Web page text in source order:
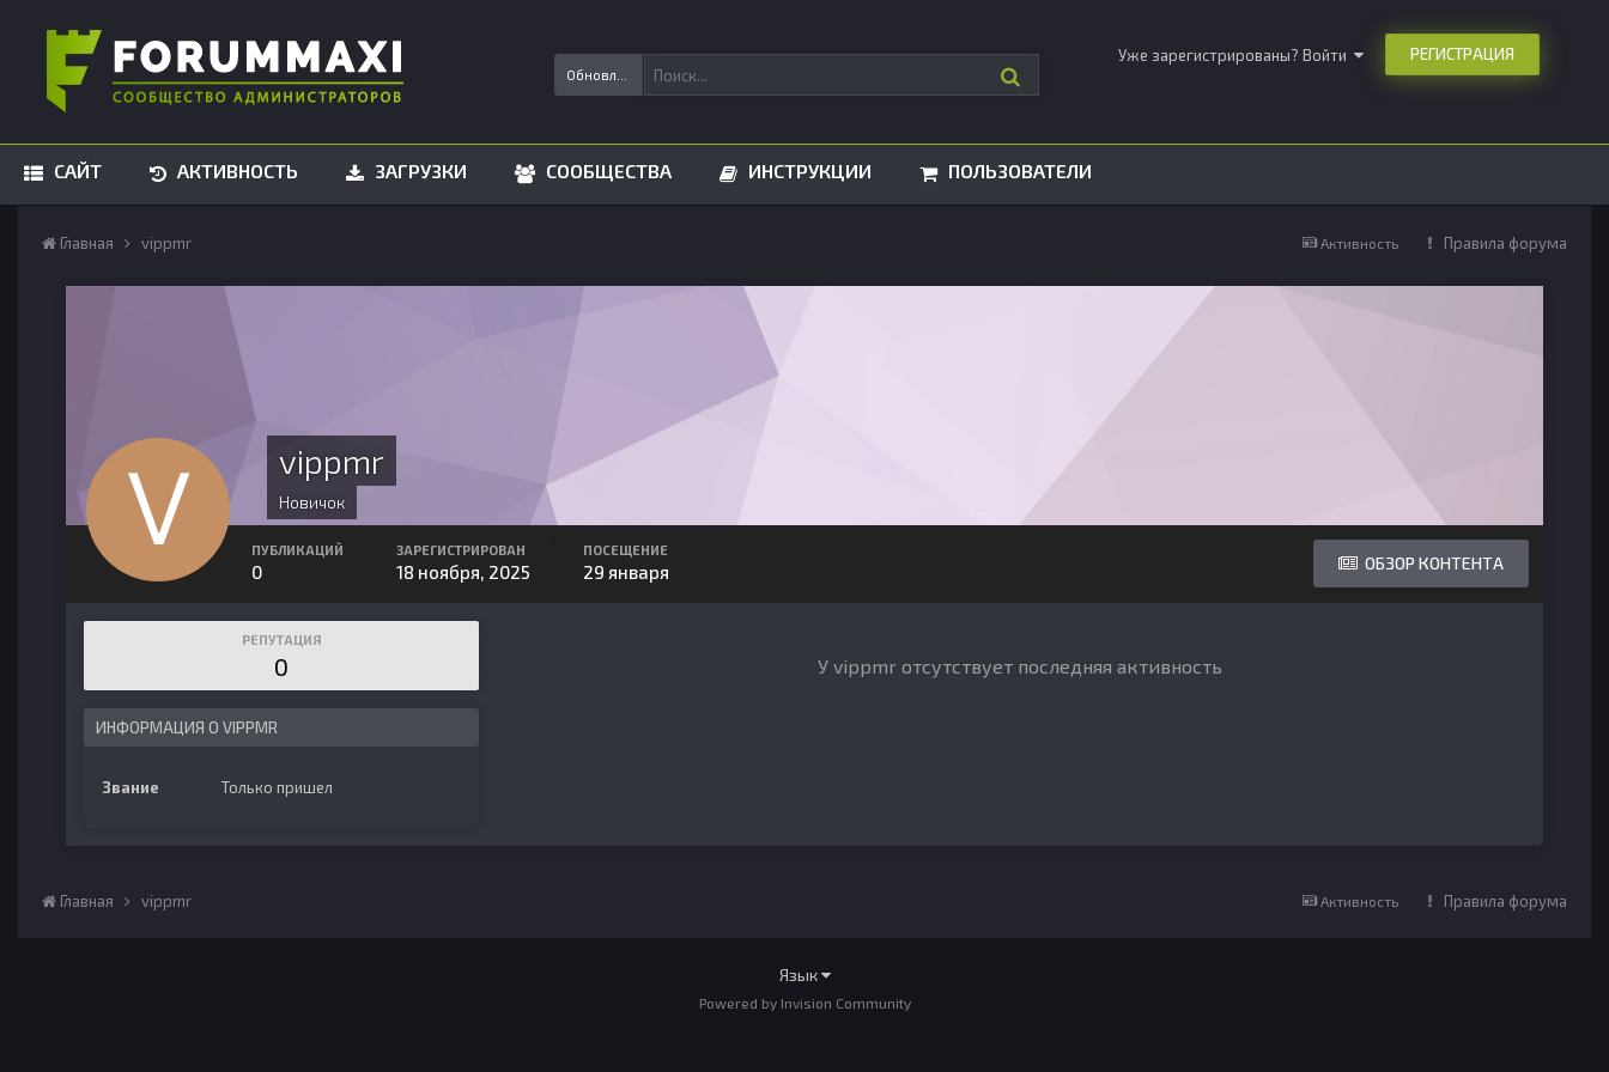
Уже зарегистрированы? Войти РЕГИСТРАЦИЯ
САЙТ АКТИВНОСТЬ ЗАГРУЗКИ СООБЩЕСТВА ИНСТРУКЦИИ ПОЛЬЗОВАТЕЛИ
Активность Правила форума
Главная vippmr
vippmr
Новичок
ОБЗОР КОНТЕНТА
ПУБЛИКАЦИЙ
0
ЗАРЕГИСТРИРОВАН
18 ноября, 2025
ПОСЕЩЕНИЕ
29 января
РЕПУТАЦИЯ
0
ИНФОРМАЦИЯ О VIPPMR
Звание Только пришел
У vippmr отсутствует последняя активность
Активность Правила форума
Главная vippmr
Язык
Powered by Invision Community